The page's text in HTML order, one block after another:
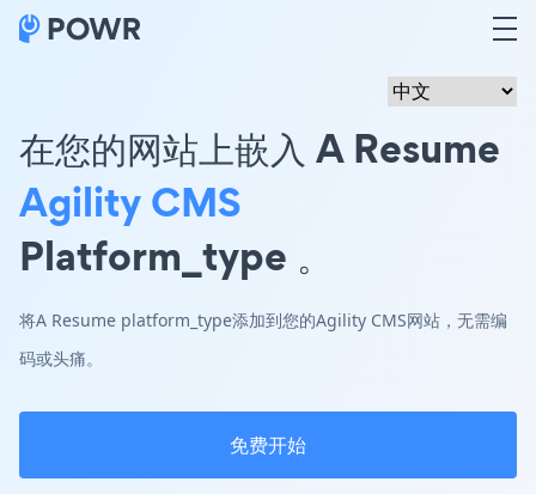
在您的网站上嵌入 A Resume
Agility CMS
Platform_type 。
将A Resume platform_type添加到您的Agility CMS网站，无需编
码或头痛。
免费开始